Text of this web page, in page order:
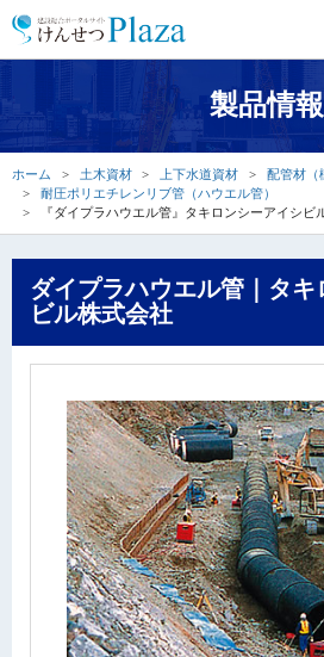
製品情報
ホーム 土木資材 上下水道資材
配管材（
耐圧ポリエチレンリブ管（ハウエル管）
『ダイプラハウエル管』タキロンシーアイシビ
ダイプラハウエル管｜タ
ビル株式会社